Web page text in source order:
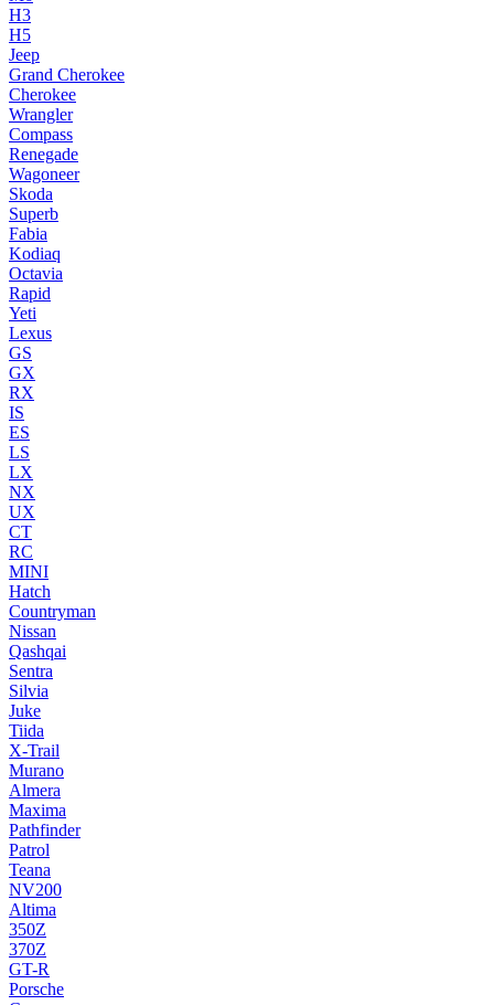
H3
H5
Jeep
Grand Cherokee
Cherokee
Wrangler
Compass
Renegade
Wagoneer
Skoda
Superb
Fabia
Kodiaq
Octavia
Rapid
Yeti
Lexus
GS
GX
RX
IS
ES
LS
LX
NX
UX
CT
RC
MINI
Hatch
Countryman
Nissan
Qashqai
Sentra
Silvia
Juke
Tiida
X-Trail
Murano
Almera
Maxima
Pathfinder
Patrol
Teana
NV200
Altima
350Z
370Z
GT-R
Porsche